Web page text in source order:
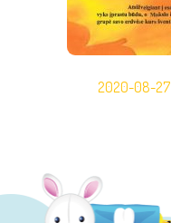
2020-08-27